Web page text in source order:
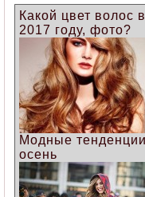
Какой цвет волос
2017 году, фото?
Модные
осень